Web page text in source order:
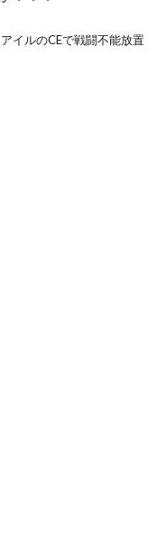
イルのCEで戦闘不能放置